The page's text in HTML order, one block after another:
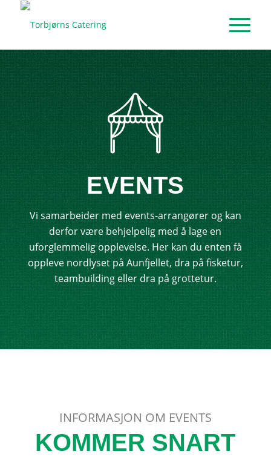
EVENTS
Vi samarbeider med events-arrangører og kan
derfor være behjelpelig med å lage en
uforglemmelig opplevelse. Her kan du enten få
oppleve nordlyset på Aunfjellet, dra på fisketur,
teambuilding eller dra på grottetur.
INFORMASJON OM EVENTS
KOMMER SNART